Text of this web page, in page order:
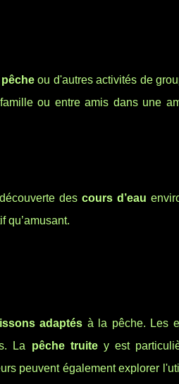
ou d'autres activités de
ou entre amis dans une
des cours d’eau
qu’amusant.
adaptés à la pêche. Les
La pêche truitey est
peuvent également explorer